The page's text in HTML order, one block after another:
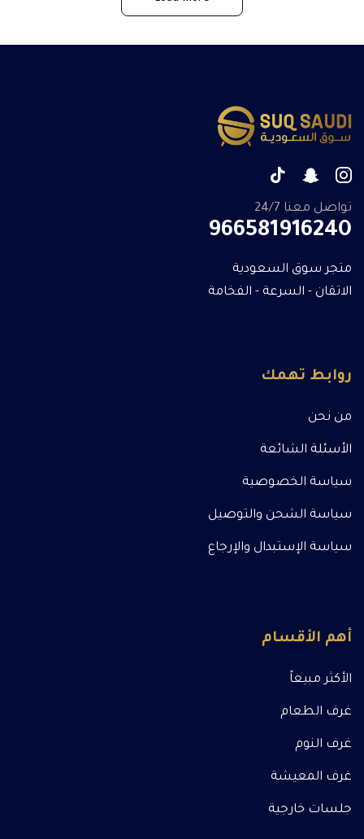
تواصل معنا 24/7
966581916240
متجر سوق السعودية
الاتقان - السرعة - الفخامة
روابط تهمك
من نحن
الأسئلة الشائعة
سياسة الخصوصية
سياسة الشحن والتوصيل
سياسة الإستبدال والإرجاع
أهم الأقسام
الأكثر مبيعاً
غرف الطعام
غرف النوم
غرف المعيشة
جلسات خارجية